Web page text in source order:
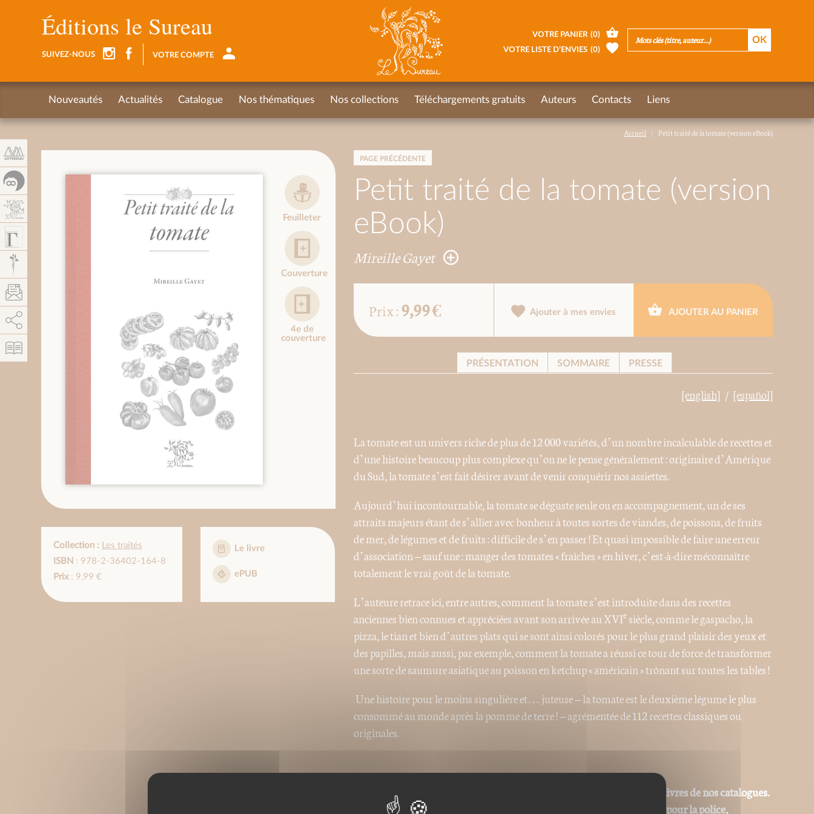
Accueil Petit traité de la tomate (version eBook)
PAGE PRÉCÉDENTE
Petit traité de la tomate (version
eBook)
Mireille Gayet
Feuilleter
Couverture
4e de
couverture
Collection :
Les traités
ISBN : 978-2-36402-164-8
Prix: 9,99 €
Le livre
ePUB
Prix :9,99 € Ajouter à mes envies AJOUTER AU PANIER
PRÉSENTATION SOMMAIRE PRESSE
[english] [español]
La tomate est un univers riche de plus de 12 000 variétés, d’un nombre incalculable de recettes et
d’une histoire beaucoup plus complexe qu’on ne le pense généralement : originaire d’Amérique
du Sud, la tomate s’est fait désirer avant de venir conquérir nos assiettes.
Aujourd’hui incontournable, la tomate se déguste seule ou en accompagnement, un de ses
attraits majeurs étant de s’allier avec bonheur à toutes sortes de viandes, de poissons, de fruits
de mer, de légumes et de fruits : difficile de s’en passer ! Et quasi impossible de faire une erreur
d’association – sauf une : manger des tomates « fraîches » en hiver, c’est-à-dire méconnaître
totalement le vrai goût de la tomate.
L’auteure retrace ici, entre autres, comment la tomate s’est introduite dans des recettes
anciennes bien connues et appréciées avant son arrivée au XVIe siècle, comme le gaspacho, la
pizza, le tian et bien d’autres plats qui se sont ainsi colorés pour le plus grand plaisir des yeux et
des papilles, mais aussi, par exemple, comment la tomate a réussi ce tour de force de transformer
une sorte de saumure asiatique au poisson en ketchup « américain » trônant sur toutes les tables !
Une histoire pour le moins singulière et… juteuse – la tomate est le deuxième légume le plus
consommé au monde après la pomme de terre ! – agrémentée de 112 recettes classiques ou
originales.
Nos ebooks sont des versions PDF homothétiques des livres de nos catalogues.
Ils ne sont donc pas modifiables (changement de corps pour la police,
Éditions le Sureau
SUIVEZ-NOUS VOTRE COMPTE
VOTRE PANIER (0)
VOTRE LISTE D’ENVIES (0)
Nouveautés Actualités Catalogue Nos thématiques Nos collections Téléchargements gratuits Auteurs Contacts Liens